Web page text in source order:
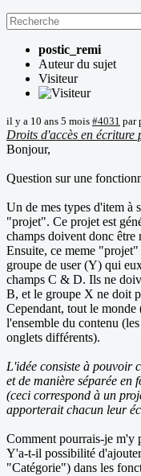
postic_remi
Auteur du sujet
Visiteur
il y a 10 ans 5 mois #4031 par
Droits d'accès en écriture
Bonjour,
Question sur une
Un de mes types d'item à
"projet". Ce projet est
champs doivent donc
Ensuite, ce meme
groupe de user (Y) qui
champs C & D. Ils ne
B, et le groupe X ne doit
Cependant, tout le
l'ensemble du contenu
onglets différents).
L'idée consiste à pouvoir
et de manière séparée en
(ceci correspond à un
apporterait chacun leur
Comment pourrais-je m'y
Y'a-t-il possibilité
"Catégorie") dans les